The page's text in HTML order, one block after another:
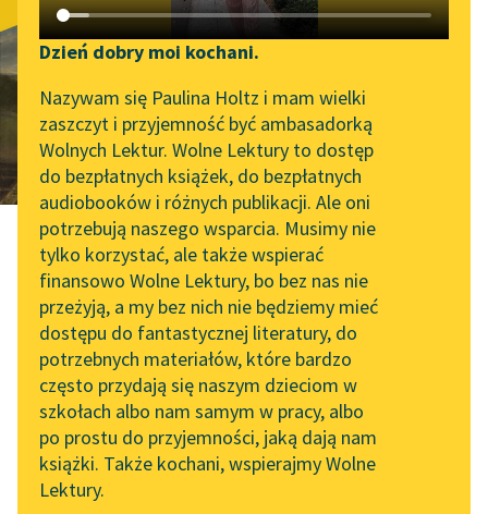
Katalog DAISY
Podkasty o książkach
Zgłoś brak utworu
Aktualności
Byliśmy częścią AI Impact
Lab
Zapraszamy na spotkanie
online z tłumaczkami
literatury skandynawskiej
Spotkanie z Katarzyną
Tunkiel w Oslo
Wolne Lektury na 32.
Pol’and’Rock Festivalu
„Kochanek Lady
Chatterley” do słuchania
na Wolnych Lekturach
Narzędzia
Mapa Wolnych Lektur
Leśmianator
Przewodnik dla piszących i
czytających
API
OAI-PMH
Widget Wolnych Lektur
Przypisy
Dzień dobry moi kochani.
Nazywam się Paulina Holtz i mam wielki
zaszczyt i przyjemność być ambasadorką
Wolnych Lektur. Wolne Lektury to dostęp
do bezpłatnych książek, do bezpłatnych
audiobooków i różnych publikacji. Ale oni
potrzebują naszego wsparcia. Musimy nie
tylko korzystać, ale także wspierać
finansowo Wolne Lektury, bo bez nas nie
przeżyją, a my bez nich nie będziemy mieć
dostępu do fantastycznej literatury, do
potrzebnych materiałów, które bardzo
często przydają się naszym dzieciom w
szkołach albo nam samym w pracy, albo
po prostu do przyjemności, jaką dają nam
książki. Także kochani, wspierajmy Wolne
Lektury.
komedia
Zygmunt Krasiński
Nie-Boska
komedia